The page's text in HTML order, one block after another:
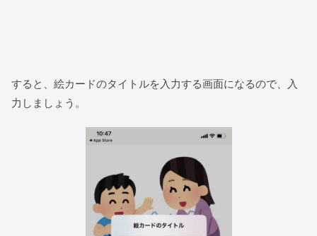
すると、絵カードのタイトルを入力する画面になるので、入
力しましょう。